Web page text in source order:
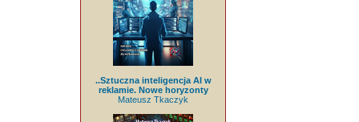
..Sztuczna inteligencja AI w
reklamie. Nowe horyzonty
Mateusz Tkaczyk